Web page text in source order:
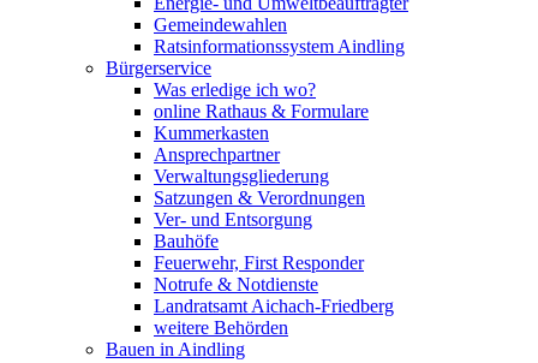
Gemeindewahlen
Ratsinformationssystem Aindling
Bürgerservice
Was erledige ich wo?
online Rathaus & Formulare
Kummerkasten
Ansprechpartner
Verwaltungsgliederung
Satzungen & Verordnungen
Ver- und Entsorgung
Bauhöfe
Feuerwehr, First Responder
Notrufe & Notdienste
Landratsamt Aichach-Friedberg
weitere Behörden
Bauen in Aindling